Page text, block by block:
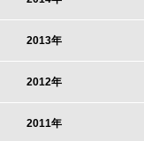
2013年
2012年
2011年